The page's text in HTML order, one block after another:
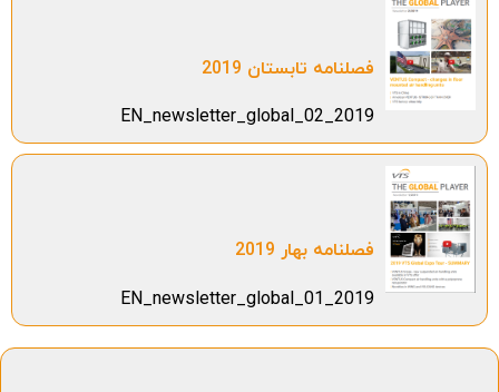
فصلنامه تابستان 2019
EN_newsletter_global_02_2019
فصلنامه بهار 2019
EN_newsletter_global_01_2019